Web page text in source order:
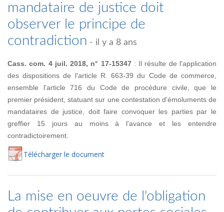
mandataire de justice doit
observer le principe de
contradiction - il y a 8 ans
Cass. com. 4 juil. 2018, n° 17-15347: Il résulte de l'application
des dispositions de l'article R. 663-39 du Code de commerce,
ensemble l'article 716 du Code de procédure civile, que le
premier président, statuant sur une contestation d'émoluments de
mandataires de justice, doit faire convoquer les parties par le
greffier 15 jours au moins à l'avance et les entendre
contradictoirement.
Télécharger le document
La mise en oeuvre de l'obligation